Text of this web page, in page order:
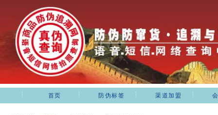
首页 防伪标签 渠道加盟